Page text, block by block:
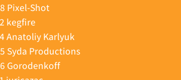
Pixel-Shot
kegfire
Anatoliy Karlyuk
Syda Productions
Gorodenkoff